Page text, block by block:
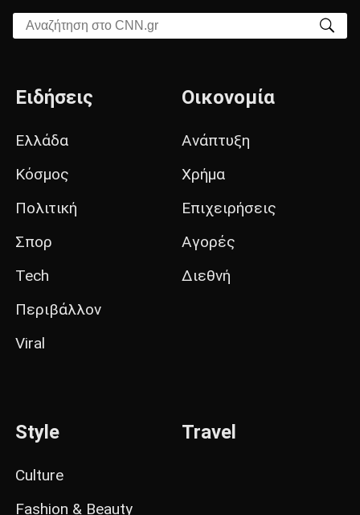
Αναζήτηση στο CNN.gr
Ειδήσεις
Ελλάδα
Κόσμος
Πολιτική
Σπορ
Tech
Περιβάλλον
Viral
Οικονομία
Ανάπτυξη
Χρήμα
Επιχειρήσεις
Αγορές
Διεθνή
Style
Culture
Fashion & Beauty
Travel